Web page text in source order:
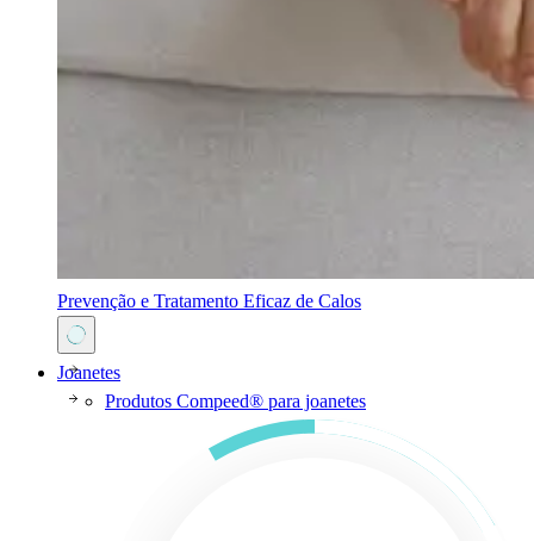
Prevenção e Tratamento Eficaz de Calos
Joanetes
Produtos Compeed® para joanetes